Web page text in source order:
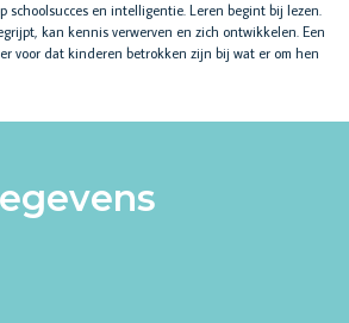
schoolsucces en intelligentie. Leren begint bij lezen.
kan kennis verwerven en zich ontwikkelen. Een
voor dat kinderen betrokken zijn bij wat er om hen